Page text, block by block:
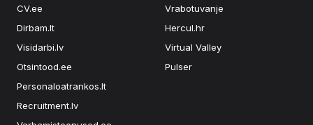
CV.ee
Dirbam.lt
Visidarbi.lv
Otsintood.ee
Personaloatrankos.lt
Recruitment.lv
Vrabotuvanje
Hercul.hr
Virtual Valley
Pulser